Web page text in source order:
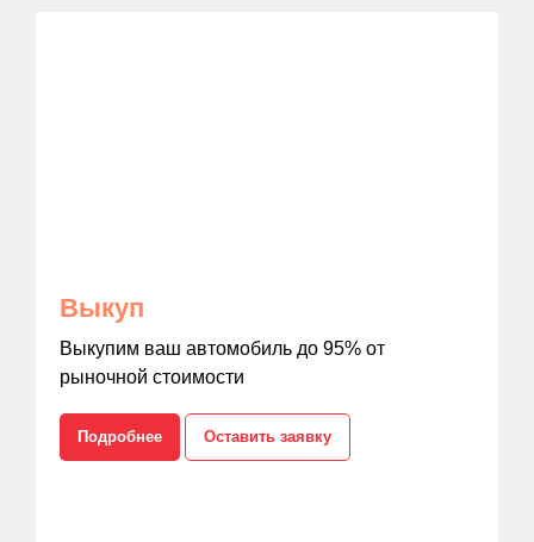
Выкуп
Выкупим ваш автомобиль до 95% от
рыночной стоимости
Подробнее Оставить заявку